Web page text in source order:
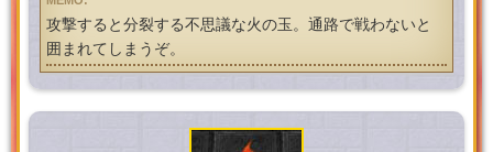
攻撃すると分裂する不思議な火の玉。通路で戦わないと
囲まれてしまうぞ。